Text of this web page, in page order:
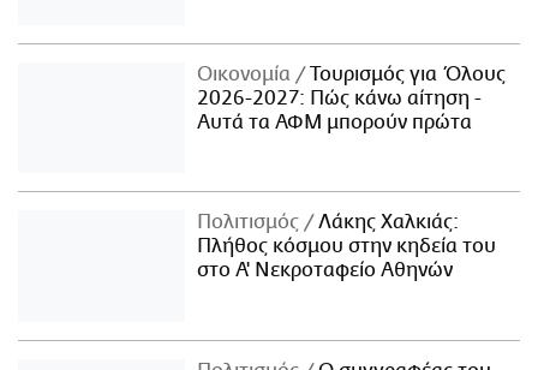
Οικονομία
Τουρισμός για Όλους
2026-2027: Πώς κάνω αίτηση -
Αυτά τα ΑΦΜ μπορούν πρώτα
Πολιτισμός
Λάκης Χαλκιάς:
Πλήθος κόσμου στην κηδεία του
στο Α' Νεκροταφείο Αθηνών